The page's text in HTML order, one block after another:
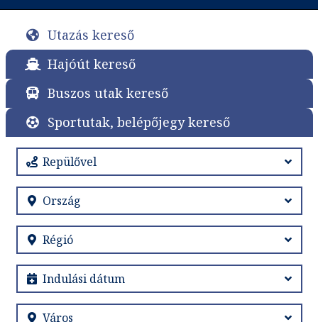
Utazás kereső
Hajóút kereső
Buszos utak kereső
Sportutak, belépőjegy kereső